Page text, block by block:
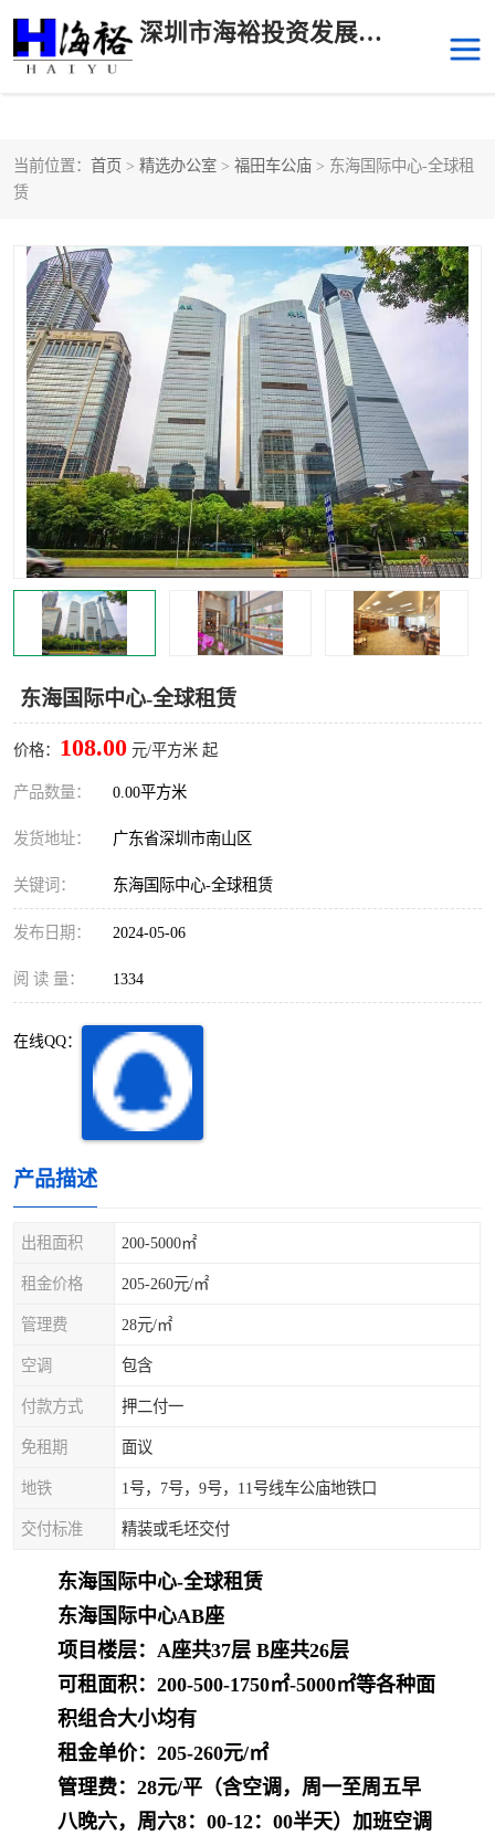
深圳市海裕投资发展有限公司
当前位置： 首页 > 精选办公室 > 福田车公庙 > 东海国际中心-全球租
赁
东海国际中心-全球租赁
价格： 108.00 元/平方米 起
产品数量： 0.00平方米
发货地址： 广东省深圳市南山区
关键词： 东海国际中心-全球租赁
发布日期： 2024-05-06
阅 读 量： 1334
在线QQ：
产品描述
出租面积 200-5000㎡
租金价格 205-260元/㎡
管理费 28元/㎡
空调 包含
付款方式 押二付一
免租期 面议
地铁 1号，7号，9号，11号线车公庙地铁口
交付标准 精装或毛坯交付
东海国际中心-全球租赁
东海国际中心AB座
项目楼层：A座共37层 B座共26层
可租面积：200-500-1750㎡-5000㎡等各种面
积组合大小均有
租金单价：205-260元/㎡
管理费：28元/平（含空调，周一至周五早
八晚六，周六8：00-12：00半天）加班空调
科技园中区 南山华侨城
前海 深圳湾科技生态园
福田中心区写字楼租赁 宝安中心区
深圳宝安 福田车公庙
罗湖水贝 南山南油
龙华 罗湖区
宝安区 西乡
兴东 石岩
车公庙
中心区
南山区 西丽
深圳超级总部基地 后海
龙岗区
光明区
龙华观澜